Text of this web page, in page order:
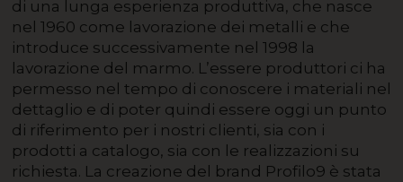
di una lunga esperienza produttiva, che nasce
nel 1960 come lavorazione dei metalli e che
introduce successivamente nel 1998 la
lavorazione del marmo. L’essere produttori ci ha
permesso nel tempo di conoscere i materiali nel
dettaglio e di poter quindi essere oggi un punto
di riferimento per i nostri clienti, sia con i
prodotti a catalogo, sia con le realizzazioni su
richiesta. La creazione del brand Profilo9 è stata